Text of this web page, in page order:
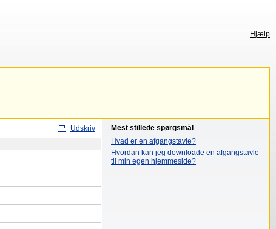
Hjælp
Udskriv
Mest stillede spørgsmål
Hvad er en afgangstavle?
Hvordan kan jeg downloade en afgangstavle
til min egen hjemmeside?